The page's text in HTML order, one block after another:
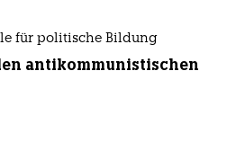
für politische Bildung
antikommunistischen